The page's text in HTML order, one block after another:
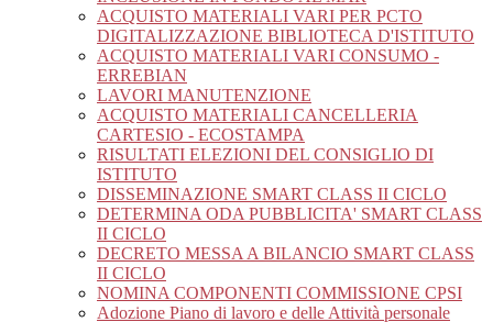
ACQUISTO MATERIALI VARI PER PCTO
DIGITALIZZAZIONE BIBLIOTECA D'ISTITUTO
ACQUISTO MATERIALI VARI CONSUMO -
ERREBIAN
LAVORI MANUTENZIONE
ACQUISTO MATERIALI CANCELLERIA
CARTESIO - ECOSTAMPA
RISULTATI ELEZIONI DEL CONSIGLIO DI
ISTITUTO
DISSEMINAZIONE SMART CLASS II CICLO
DETERMINA ODA PUBBLICITA' SMART CLASS
II CICLO
DECRETO MESSA A BILANCIO SMART CLASS
II CICLO
NOMINA COMPONENTI COMMISSIONE CPSI
Adozione Piano di lavoro e delle Attività personale